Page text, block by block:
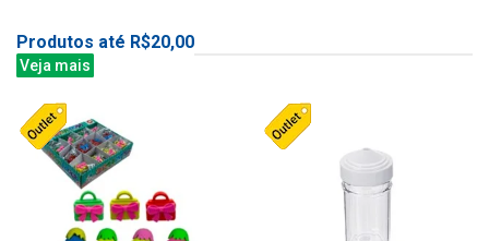
Produtos até R$20,00
Veja mais